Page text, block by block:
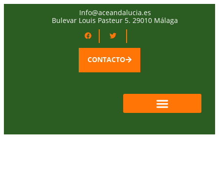
Info@aceandalucia.es
Bulevar Louis Pasteur 5. 29010 Málaga
CONTACTO